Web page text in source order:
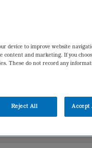
verantwoording
device to improve website
content and marketing. If you
These do not record any
Reject All